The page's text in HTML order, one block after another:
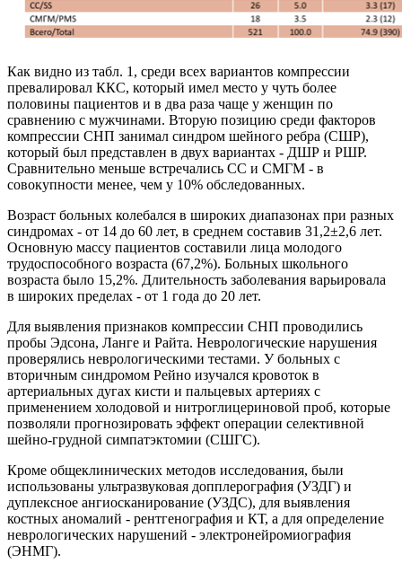
Как видно из табл. 1, среди всех вариантов компрессии
превалировал ККС, который имел место у чуть более
половины пациентов и в два раза чаще у женщин по
сравнению с мужчинами. Вторую позицию среди факторов
компрессии СНП занимал синдром шейного ребра (СШР),
который был представлен в двух вариантах - ДШР и РШР.
Сравнительно меньше встречались СС и СМГМ - в
совокупности менее, чем у 10% обследованных.
Возраст больных колебался в широких диапазонах при разных
синдромах - от 14 до 60 лет, в среднем составив 31,2±2,6 лет.
Основную массу пациентов составили лица молодого
трудоспособного возраста (67,2%). Больных школьного
возраста было 15,2%. Длительность заболевания варьировала
в широких пределах - от 1 года до 20 лет.
Для выявления признаков компрессии СНП проводились
пробы Эдсона, Ланге и Райта. Неврологические нарушения
проверялись неврологическими тестами. У больных с
вторичным синдромом Рейно изучался кровоток в
артериальных дугах кисти и пальцевых артериях с
применением холодовой и нитроглицериновой проб, которые
позволяли прогнозировать эффект операции селективной
шейно-грудной симпатэктомии (СШГС).
Кроме общеклинических методов исследования, были
использованы ультразвуковая допплерография (УЗДГ) и
дуплексное ангиосканирование (УЗДС), для выявления
костных аномалий - рентгенография и КТ, а для определение
неврологических нарушений - электронейромиография
(ЭНМГ).